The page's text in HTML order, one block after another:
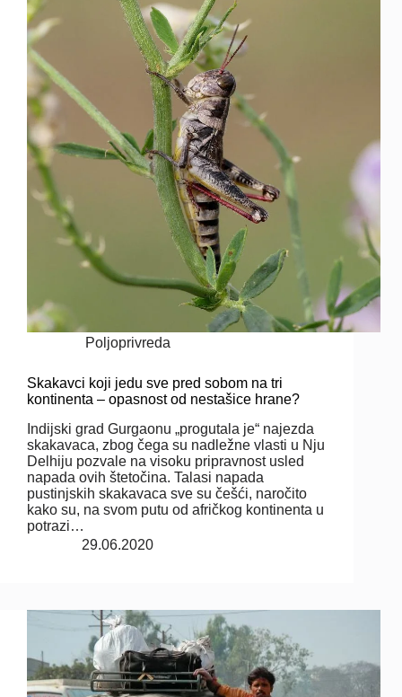
Poljoprivreda
Skakavci koji jedu sve pred sobom na tri
kontinenta – opasnost od nestašice hrane?
Indijski grad Gurgaonu „progutala je“ najezda
skakavaca, zbog čega su nadležne vlasti u Nju
Delhiju pozvale na visoku pripravnost usled
napada ovih štetočina. Talasi napada
pustinjskih skakavaca sve su češći, naročito
kako su, na svom putu od afričkog kontinenta u
potrazi…
29.06.2020